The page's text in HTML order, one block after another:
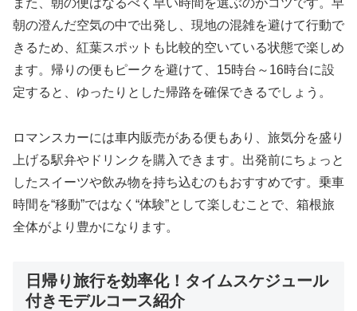
また、朝の便はなるべく早い時間を選ぶのがコツです。早
朝の澄んだ空気の中で出発し、現地の混雑を避けて行動で
きるため、紅葉スポットも比較的空いている状態で楽しめ
ます。帰りの便もピークを避けて、15時台～16時台に設
定すると、ゆったりとした帰路を確保できるでしょう。
ロマンスカーには車内販売がある便もあり、旅気分を盛り
上げる駅弁やドリンクを購入できます。出発前にちょっと
したスイーツや飲み物を持ち込むのもおすすめです。乗車
時間を“移動”ではなく“体験”として楽しむことで、箱根旅
全体がより豊かになります。
日帰り旅行を効率化！タイムスケジュール
付きモデルコース紹介